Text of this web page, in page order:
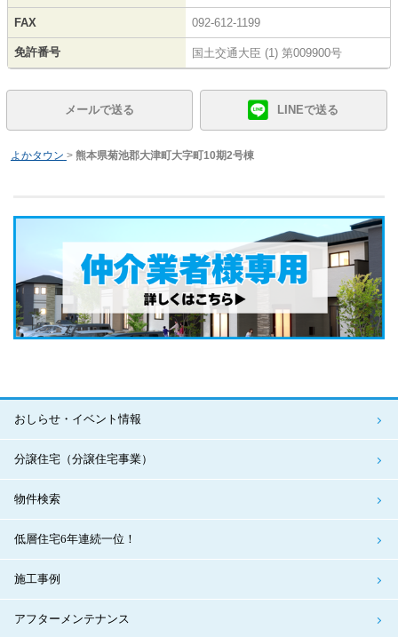
FAX 092-612-1199
免許番号 国土交通大臣 (1) 第009900号
メールで送る LINEで送る
よかタウン > 熊本県菊池郡大津町大字町10期2号棟
おしらせ・イベント情報
分譲住宅（分譲住宅事業）
物件検索
低層住宅6年連続一位！
施工事例
アフターメンテナンス